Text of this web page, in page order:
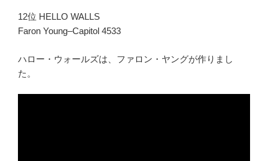
12位 HELLO WALLS
Faron Young–Capitol 4533
ハロー・ウォールズは、ファロン・ヤングが作りまし
た。